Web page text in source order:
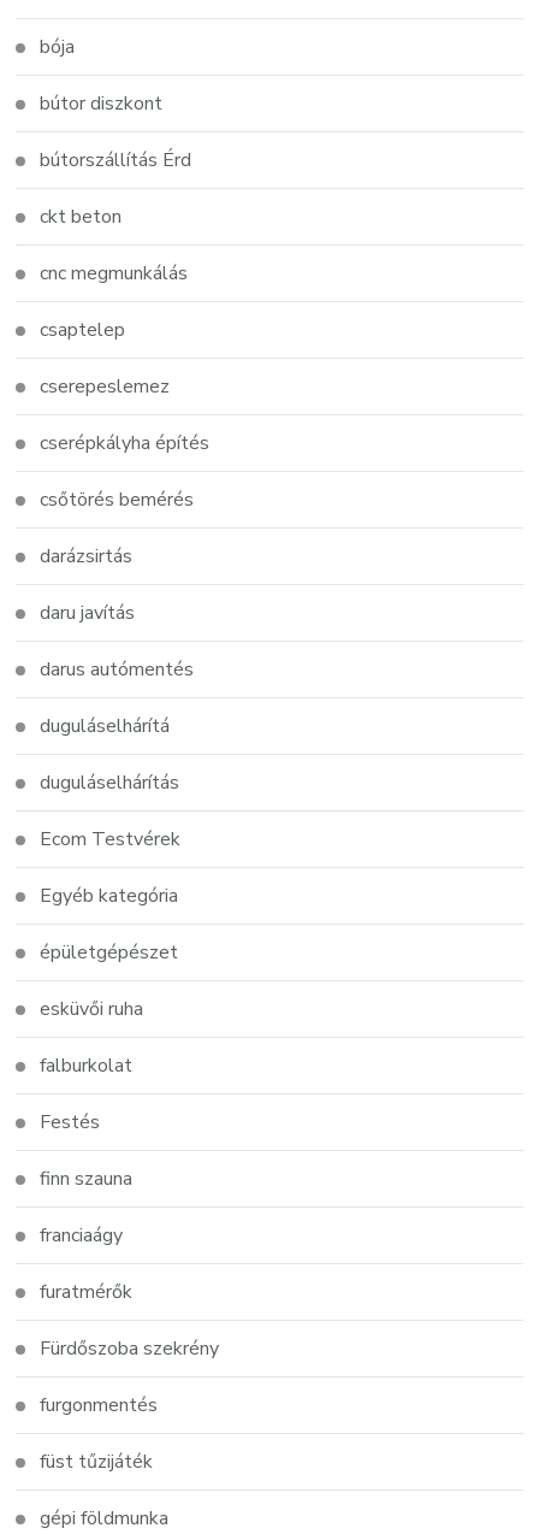
bója
bútor diszkont
bútorszállítás Érd
ckt beton
cnc megmunkálás
csaptelep
cserepeslemez
cserépkályha építés
csőtörés bemérés
darázsirtás
daru javítás
darus autómentés
duguláselhárítá
duguláselhárítás
Ecom Testvérek
Egyéb kategória
épületgépészet
esküvői ruha
falburkolat
Festés
finn szauna
franciaágy
furatmérők
Fürdőszoba szekrény
furgonmentés
füst tűzijáték
gépi földmunka